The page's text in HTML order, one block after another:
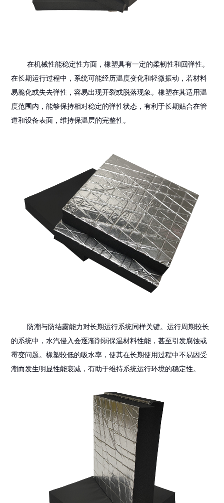
在机械性能稳定性方面，橡塑具有一定的柔韧性和回弹性。
在长期运行过程中，系统可能经历温度变化和轻微振动，若材料
易脆化或失去弹性，容易出现开裂或脱落现象。橡塑在其适用温
度范围内，能够保持相对稳定的弹性状态，有利于长期贴合在管
道和设备表面，维持保温层的完整性。
防潮与防结露能力对长期运行系统同样关键。运行周期较长
的系统中，水汽侵入会逐渐削弱保温材料性能，甚至引发腐蚀或
霉变问题。橡塑较低的吸水率，使其在长期使用过程中不易因受
潮而发生明显性能衰减，有助于维持系统运行环境的稳定性。